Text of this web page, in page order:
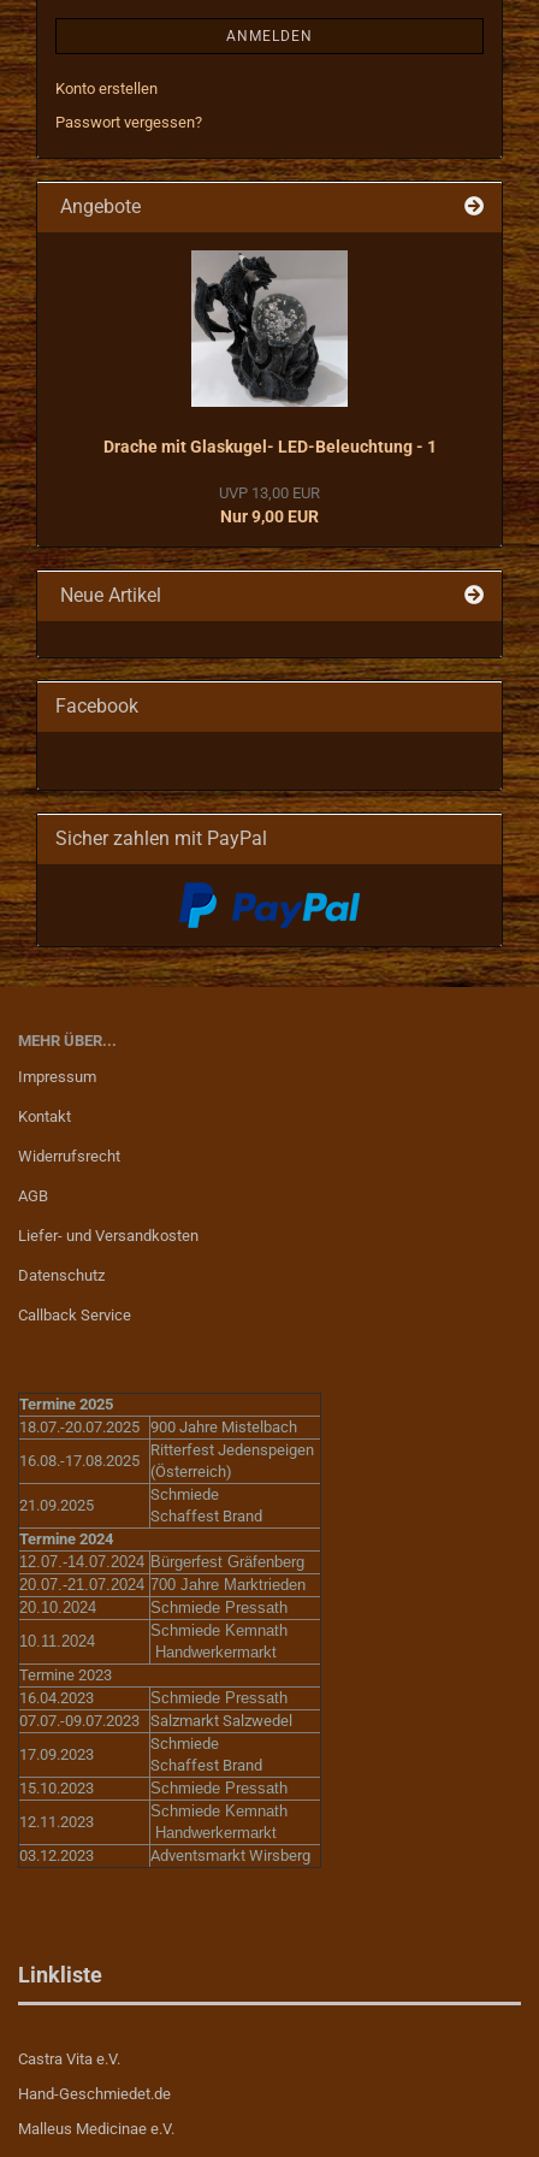
ANMELDEN
Konto erstellen
Passwort vergessen?
Angebote
Drache mit Glaskugel- LED-Beleuchtung - 1
UVP 13,00 EUR
Nur 9,00 EUR
Neue Artikel
Facebook
Sicher zahlen mit PayPal
MEHR ÜBER...
Impressum
Kontakt
Widerrufsrecht
AGB
Liefer- und Versandkosten
Datenschutz
Callback Service
Termine 2025
18.07.-20.07.2025 900 Jahre Mistelbach
16.08.-17.08.2025
Ritterfest Jedenspeigen
(Österreich)
21.09.2025
Schmiede
Schaffest Brand
Termine 2024
12.07.-14.07.2024 Bürgerfest Gräfenberg
20.07.-21.07.2024 700 Jahre Marktrieden
20.10.2024
Schmiede Pressath
10.11.2024
Schmiede Kemnath
Handwerkermarkt
Termine 2023
16.04.2023
Schmiede Pressath
07.07.-09.07.2023 Salzmarkt Salzwedel
17.09.2023
Schmiede
Schaffest Brand
15.10.2023
Schmiede Pressath
12.11.2023
Schmiede Kemnath
Handwerkermarkt
03.12.2023
Adventsmarkt Wirsberg
Linkliste
Castra Vita e.V.
Hand-Geschmiedet.de
Malleus Medicinae e.V.